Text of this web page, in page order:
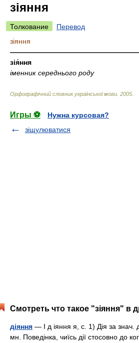
зіяння
Толкование
Перевод
зіяння
зія́ння
іменник середнього роду
Орфографічний словник української мови 2005
Игры ⚽
Нужна курсовая?
зіщулюватися
Смотреть что такое "зіяння" в
діяння — I д іяння я, с. 1) Дія за знач.
мн. Поведінка, чиїсь дії стосовно до